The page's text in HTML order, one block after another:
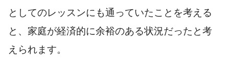
としてのレッスンにも通っていたことを考える
と、家庭が経済的に余裕のある状況だったと考
えられます。